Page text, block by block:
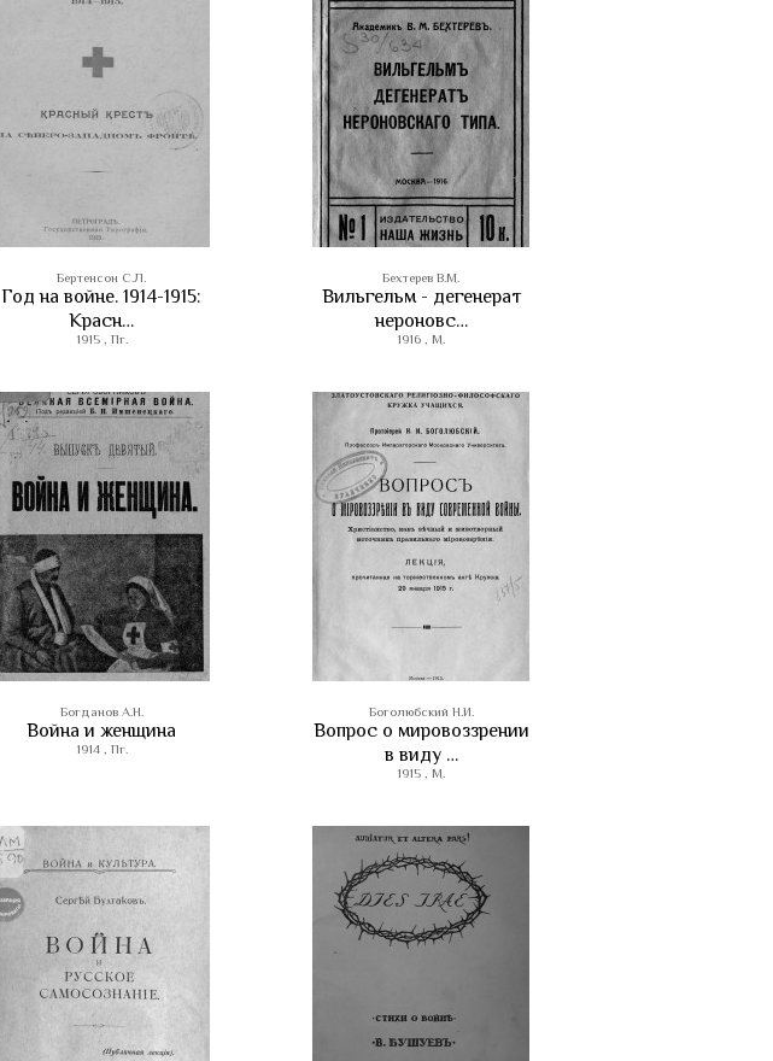
Бертенсон C.Л.
Год на войне. 1914-1915:
Красн…
1915 , Пг.
Бехтерев В.М.
Вильгельм - дегенерат
нероновс…
1916 , М.
Богданов А.Н.
Война и женщина
1914 , Пг.
Боголюбский Н.И.
Вопрос о мировоззрении
в виду …
1915 , М.